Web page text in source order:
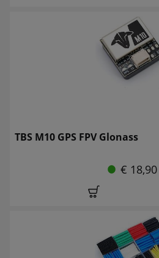
TBS M10 GPS FPV Glonass
€